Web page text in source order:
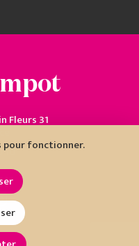
Fleurs 31
10
pour fonctionner.